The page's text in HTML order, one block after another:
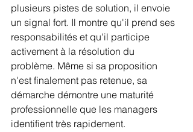
plusieurs pistes de solution, il envoie
un signal fort. Il montre qu'il prend ses
responsabilités et qu'il participe
activement à la résolution du
problème. Même si sa proposition
n'est finalement pas retenue, sa
démarche démontre une maturité
professionnelle que les managers
identifient très rapidement.